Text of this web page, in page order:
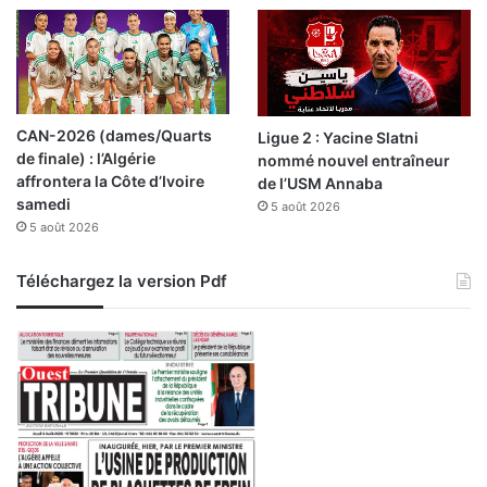
z
-
l
-
f
e
u
CAN-2026 (dames/Quarts
de finale) : l’Algérie
affrontera la Côte d’Ivoire
samedi
5 août 2026
Ligue 2 : Yacine Slatni
nommé nouvel entraîneur
de l’USM Annaba
5 août 2026
Téléchargez la version Pdf